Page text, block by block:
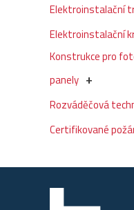
Elektroinstalační
Elektroinstalační
Konstrukce pro
panely
Rozváděčová
Certifikované